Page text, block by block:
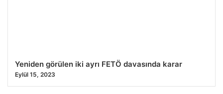
Yeniden görülen iki ayrı FETÖ davasında karar
Eylül 15, 2023